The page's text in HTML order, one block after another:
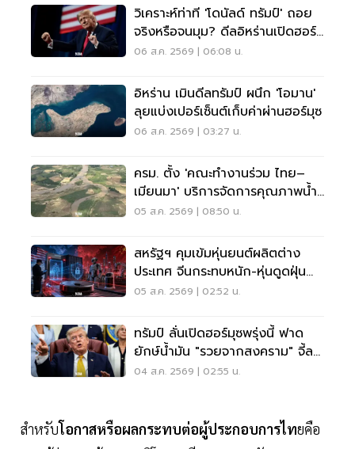
วิเคราะห์ท่าที 'โดนัลด์ ทรัมป์' ถอย
จริงหรือจนมุม? ดีลอิหร่านเปิดฮอร์
มุซ
06 ส.ค. 2569 | 06:08 น.
อิหร่าน เมินดีลทรัมป์ ผนึก 'โอมาน'
ลุยแบ่งเปอร์เซ็นต์เก็บค่าผ่านฮอร์มุซ
06 ส.ค. 2569 | 03:27 น.
ครม. ตั้ง 'คณะทำงานร่วม ไทย–
เมียนมา' บริการจัดการคุณภาพน้ำ
ข้ามแดน
05 ส.ค. 2569 | 08:50 น.
สหรัฐฯ คุมเข้มหุ่นยนต์ผลิตต่าง
ประเทศ จีนกระทบหนัก-หุ่นดูดฝุ่น
โดนด้วย
05 ส.ค. 2569 | 02:52 น.
ทรัมป์ ลั่นเปิดฮอร์มุซพรุ่งนี้ ฟาด
ยักษ์น้ำมัน "รวยจากสงคราม" จี้ลด
ราคาด่วน
04 ส.ค. 2569 | 02:55 น.
สำหรับโอกาสหรือผลกระทบต่อผู้ประกอบการไทยคือ